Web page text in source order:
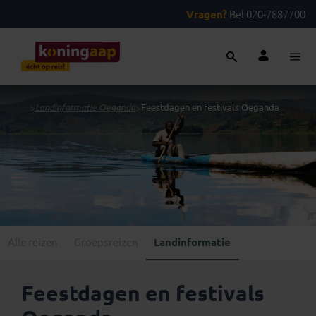
Vragen? Bel 020-7887700
> Landinformatie Oeganda >Feestdagen en festivals Oeganda
Landinformatie
Feestdagen en festivals